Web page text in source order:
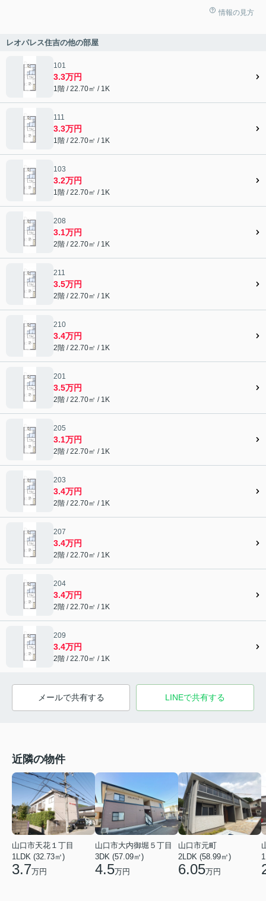
情報の見方
レオパレス住吉の他の部屋
101
3.3万円
1階 / 22.70㎡ / 1K
111
3.3万円
1階 / 22.70㎡ / 1K
103
3.2万円
1階 / 22.70㎡ / 1K
208
3.1万円
2階 / 22.70㎡ / 1K
211
3.5万円
2階 / 22.70㎡ / 1K
210
3.4万円
2階 / 22.70㎡ / 1K
201
3.5万円
2階 / 22.70㎡ / 1K
205
3.1万円
2階 / 22.70㎡ / 1K
203
3.4万円
2階 / 22.70㎡ / 1K
207
3.4万円
2階 / 22.70㎡ / 1K
204
3.4万円
2階 / 22.70㎡ / 1K
209
3.4万円
2階 / 22.70㎡ / 1K
メールで共有する LINEで共有する
近隣の物件
山口市天花１丁目
1LDK (32.73㎡)
3.7万円
山口市大内御堀５丁目
3DK (57.09㎡)
4.5万円
山口市元町
2LDK (58.99㎡)
6.05万円